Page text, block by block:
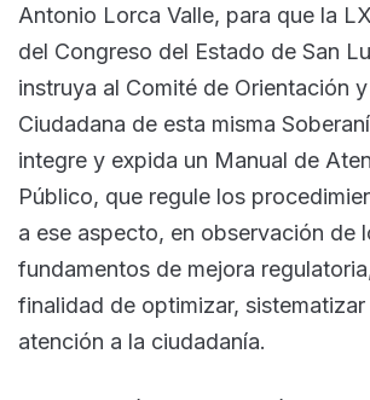
Antonio Lorca Valle, para que la
del Congreso del Estado de San
instruya al Comité de Orientación
Ciudadana de esta misma
integre y expida un Manual de
Público, que regule los
a ese aspecto, en observación de
fundamentos de mejora
finalidad de optimizar,
atención a la ciudadanía.